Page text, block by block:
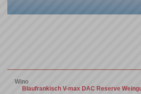
Wino
Blaufrankisch V-max DAC Reserve